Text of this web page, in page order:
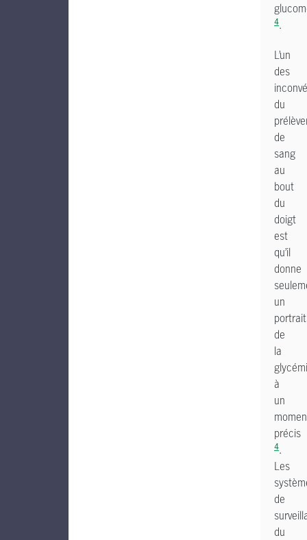
4.
L’un
des
du
de
sang
au
bout
du
doigt
est
qu’il
donne
un
portrait
de
la
à
un
précis
4.
Les
de
du